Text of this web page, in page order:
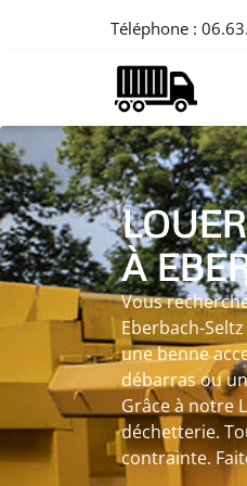
Téléphone :
À
Vous
Eberbach-
une benne
débarras ou
Grâce à notre
déchetterie.
contrainte.